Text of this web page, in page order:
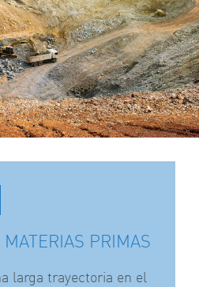
PRIMAS
larga trayectoria en el